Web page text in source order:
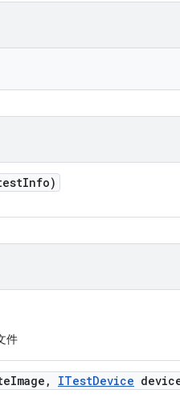
Info)
件
Image , ITestDevice